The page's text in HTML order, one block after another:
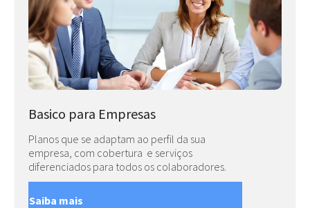
Basico para Empresas
Planos que se adaptam ao perfil da sua
empresa, com cobertura e serviços
diferenciados para todos os colaboradores.
Saiba mais